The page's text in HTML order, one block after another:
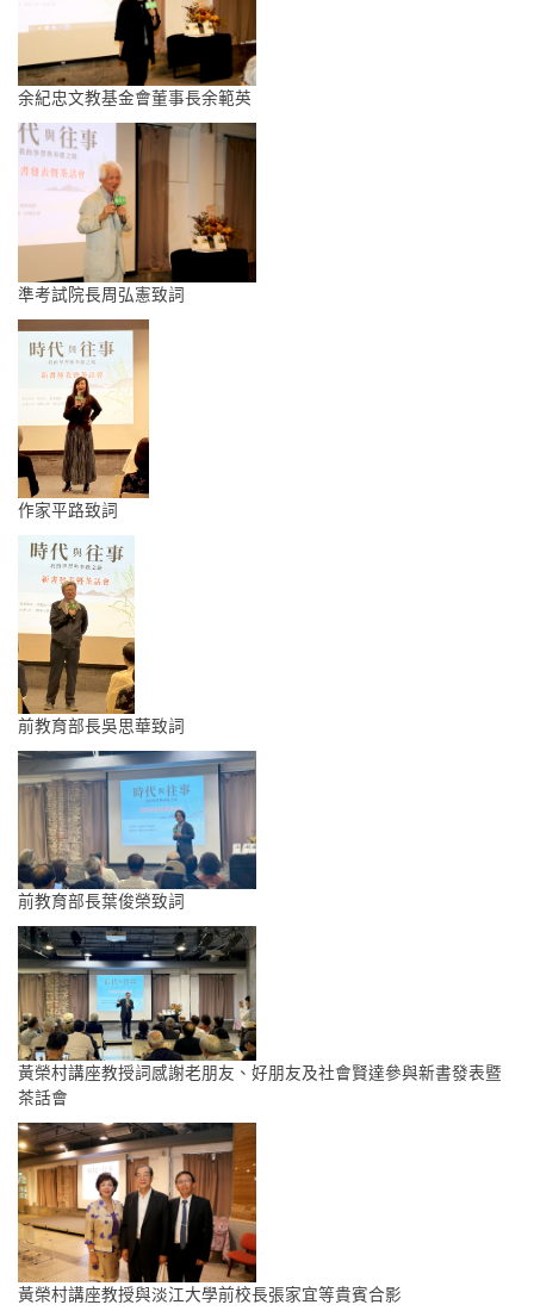
余紀忠文教基金會董事長余範英
準考試院長周弘憲致詞
作家平路致詞
前教育部長吳思華致詞
前教育部長葉俊榮致詞
黃榮村講座教授詞感謝老朋友、好朋友及社會賢達參與新書發表暨
茶話會
黃榮村講座教授與淡江大學前校長張家宜等貴賓合影